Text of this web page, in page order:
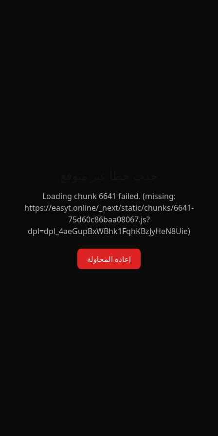
Loading chunk 6641 failed. (missing:
https://easyt.online/_next/static/chunks/6641-
75d60c86baa08067.js?
dpl=dpl_4aeGupBxWBhk1FqhKBzJyHeN8Uie)
إعادة المحاولة